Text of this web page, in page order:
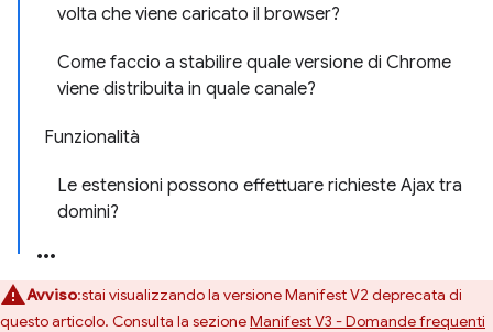
volta che viene caricato il browser?
Come faccio a stabilire quale versione di Chrome
viene distribuita in quale canale?
Funzionalità
Le estensioni possono effettuare richieste Ajax tra
domini?
Avviso:stai visualizzando la versione Manifest V2 deprecata di
questo articolo. Consulta la sezioneManifest V3 - Domande frequenti